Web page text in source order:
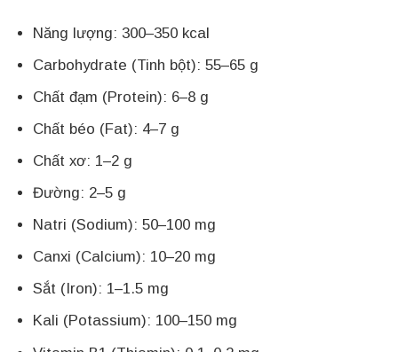
Năng lượng: 300–350 kcal
Carbohydrate (Tinh bột): 55–65 g
Chất đạm (Protein): 6–8 g
Chất béo (Fat): 4–7 g
Chất xơ: 1–2 g
Đường: 2–5 g
Natri (Sodium): 50–100 mg
Canxi (Calcium): 10–20 mg
Sắt (Iron): 1–1.5 mg
Kali (Potassium): 100–150 mg